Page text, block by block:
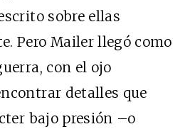
sobre ellas
Pero Mailer llegó como
con el ojo
detalles que
bajo presión –o